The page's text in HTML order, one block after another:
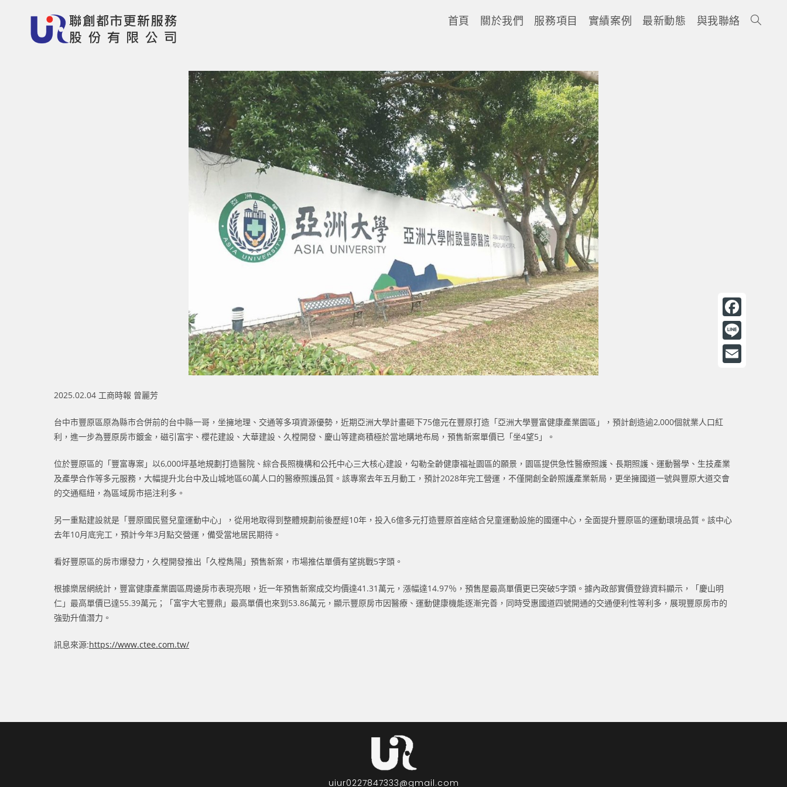
首頁 關於我們 服務項目 實績案例 最新動態 與我聯絡
2025.02.04 工商時報 曾麗芳
台中市豐原區原為縣市合併前的台中縣一哥，坐擁地理、交通等多項資源優勢，近期亞洲大學計畫砸下75億元在豐原打造「亞洲大學豐富健康產業園區」，預計創造逾2,000個就業人口紅
利，進一步為豐原房市鍍金，磁引富宇、櫻花建設、大華建設、久樘開發、慶山等建商積極於當地購地布局，預售新案單價已「坐4望5」。
位於豐原區的「豐富專案」以6,000坪基地規劃打造醫院、綜合長照機構和公托中心三大核心建設，勾勒全齡健康福祉園區的願景，園區提供急性醫療照護、長期照護、運動醫學、生技產業
及產學合作等多元服務，大幅提升北台中及山城地區60萬人口的醫療照護品質。該專案去年五月動工，預計2028年完工營運，不僅開創全齡照護產業新局，更坐擁國道一號與豐原大道交會
的交通樞紐，為區域房市挹注利多。
另一重點建設就是「豐原國民暨兒童運動中心」，從用地取得到整體規劃前後歷經10年，投入6億多元打造豐原首座結合兒童運動設施的國運中心，全面提升豐原區的運動環境品質。該中心
去年10月底完工，預計今年3月點交營運，備受當地居民期待。
看好豐原區的房市爆發力，久樘開發推出「久樘雋陽」預售新案，市場推估單價有望挑戰5字頭。
根據樂居網統計，豐富健康產業園區周邊房市表現亮眼，近一年預售新案成交均價達41.31萬元，漲幅達14.97％，預售屋最高單價更已突破5字頭。據內政部實價登錄資料顯示，「慶山明
仁」最高單價已達55.39萬元；「富宇大宅豐鼎」最高單價也來到53.86萬元，顯示豐原房市因醫療、運動健康機能逐漸完善，同時受惠國道四號開通的交通便利性等利多，展現豐原房市的
強勁升值潛力。
訊息來源:https://www.ctee.com.tw/
uiur0227847333@gmail.com
F
a
c
o
L
i